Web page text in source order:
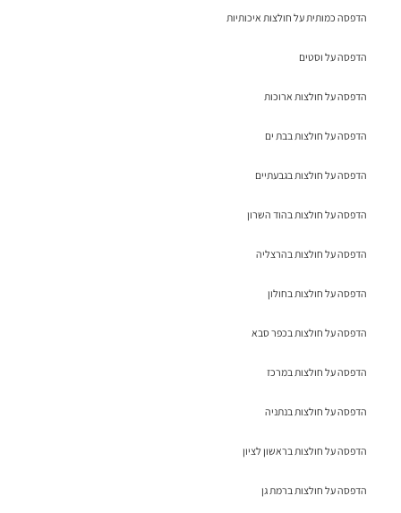
הדפסה כמותית על חולצות איכותיות
הדפסה על וסטים
הדפסה על חולצות ארוכות
הדפסה על חולצות בבת ים
הדפסה על חולצות בגבעתיים
הדפסה על חולצות בהוד השרון
הדפסה על חולצות בהרצליה
הדפסה על חולצות בחולון
הדפסה על חולצות בכפר סבא
הדפסה על חולצות במרכז
הדפסה על חולצות בנתניה
הדפסה על חולצות בראשון לציון
הדפסה על חולצות ברמת גן